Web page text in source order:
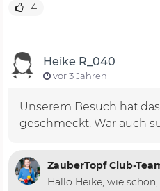
4
Heike R_040
vor 3 Jahren
Unserem Besuch hat
geschmeckt. War auch
ZauberTopf Club-
Hallo Heike, wie